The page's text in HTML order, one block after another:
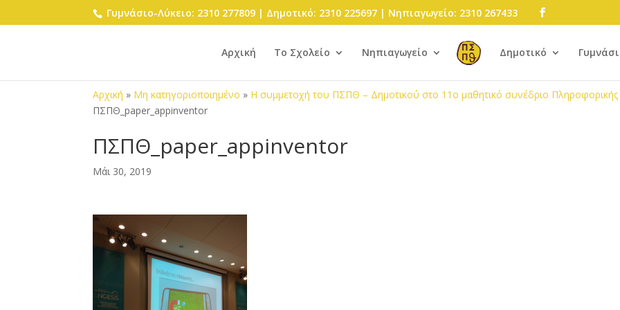
Γυμνάσιο-Λύκειο: 2310 277809 | Δημοτικό: 2310 225697 | Νηπιαγωγείο: 2310 267433
Αρχική Το Σχολείο Νηπιαγωγείο Δημοτικό
Αρχική » Μη κατηγοριοποιημένο » Η συμμετοχή του ΠΣΠΘ – Δημοτικού στο 11ο μαθητικό συνέδριο Πληροφορικής
ΠΣΠΘ_paper_appinventor
ΠΣΠΘ_paper_appinventor
Μάι 30, 2019